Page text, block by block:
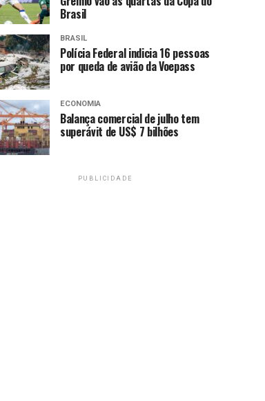
Brasil
BRASIL
Polícia Federal indicia 16 pessoas
por queda de avião da Voepass
ECONOMIA
Balança comercial de julho tem
superávit de US$ 7 bilhões
PUBLICIDADE